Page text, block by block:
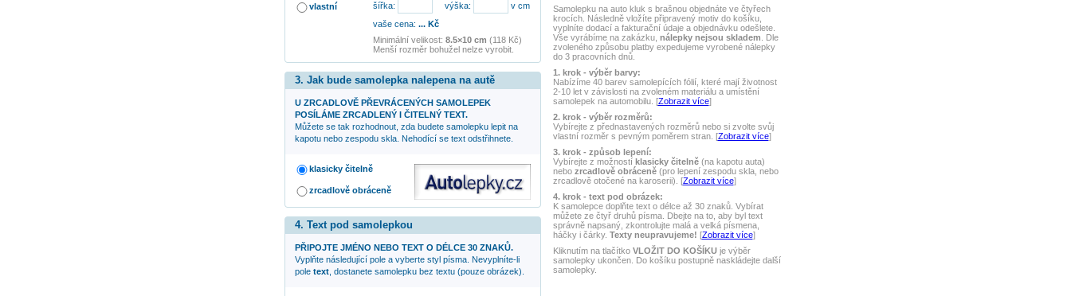
Samolepku na auto kluk s brašnouobjednáte ve čtyřech
krocích. Následně vložíte připravený motiv do košíku,
vyplníte dodací a fakturační údaje a objednávku odešlete.
Vše vyrábíme na zakázku, nálepky nejsou skladem . Dle
zvoleného způsobu platby expedujeme vyrobené nálepky
do 3 pracovních dnů.
1. krok - výběr barvy:
Nabízíme 40 barev samolepících fólií, které mají životnost
2-10 let v závislosti na zvoleném materiálu a umístění
samolepek na automobilu. [Zobrazit více]
2. krok - výběr rozměrů:
Vybírejte z přednastavených rozměrů nebo si zvolte svůj
vlastní rozměr s pevným poměrem stran. [Zobrazit více]
3. krok - způsob lepení:
Vybírejte z možností klasicky čitelně(na kapotu auta)
nebo zrcadlově obráceně(pro lepení zespodu skla, nebo
zrcadlově otočené na karoserii). [Zobrazit více]
4. krok - text pod obrázek:
K samolepce doplňte text o délce až 30 znaků. Vybírat
můžete ze čtyř druhů písma. Dbejte na to, aby byl text
správně napsaný, zkontrolujte malá a velká písmena,
háčky i čárky. Texty neupravujeme! [Zobrazit více]
Kliknutím na tlačítko VLOŽIT DO KOŠÍKUje výběr
samolepky ukončen. Do košíku postupně naskládejte další
samolepky.
vlastní šířka: výška:
v cm
vaše cena: ...Kč
Minimální velikost: 8.5×10 cm (118 Kč)
Menší rozměr bohužel nelze vyrobit.
3. Jak bude samolepka nalepena na autě
U ZRCADLOVĚ PŘEVRÁCENÝCH SAMOLEPEK
POSÍLÁME ZRCADLENÝ I ČITELNÝ TEXT.
Můžete se tak rozhodnout, zda budete samolepku lepit na
kapotu nebo zespodu skla. Nehodící se text odstřihnete.
klasicky čitelně
zrcadlově obráceně
4. Text pod samolepkou
PŘIPOJTE JMÉNO NEBO TEXT O DÉLCE 30 ZNAKŮ.
Vyplňte následující pole a vyberte styl písma. Nevyplníte-li
pole text, dostanete samolepku bez textu (pouze obrázek).